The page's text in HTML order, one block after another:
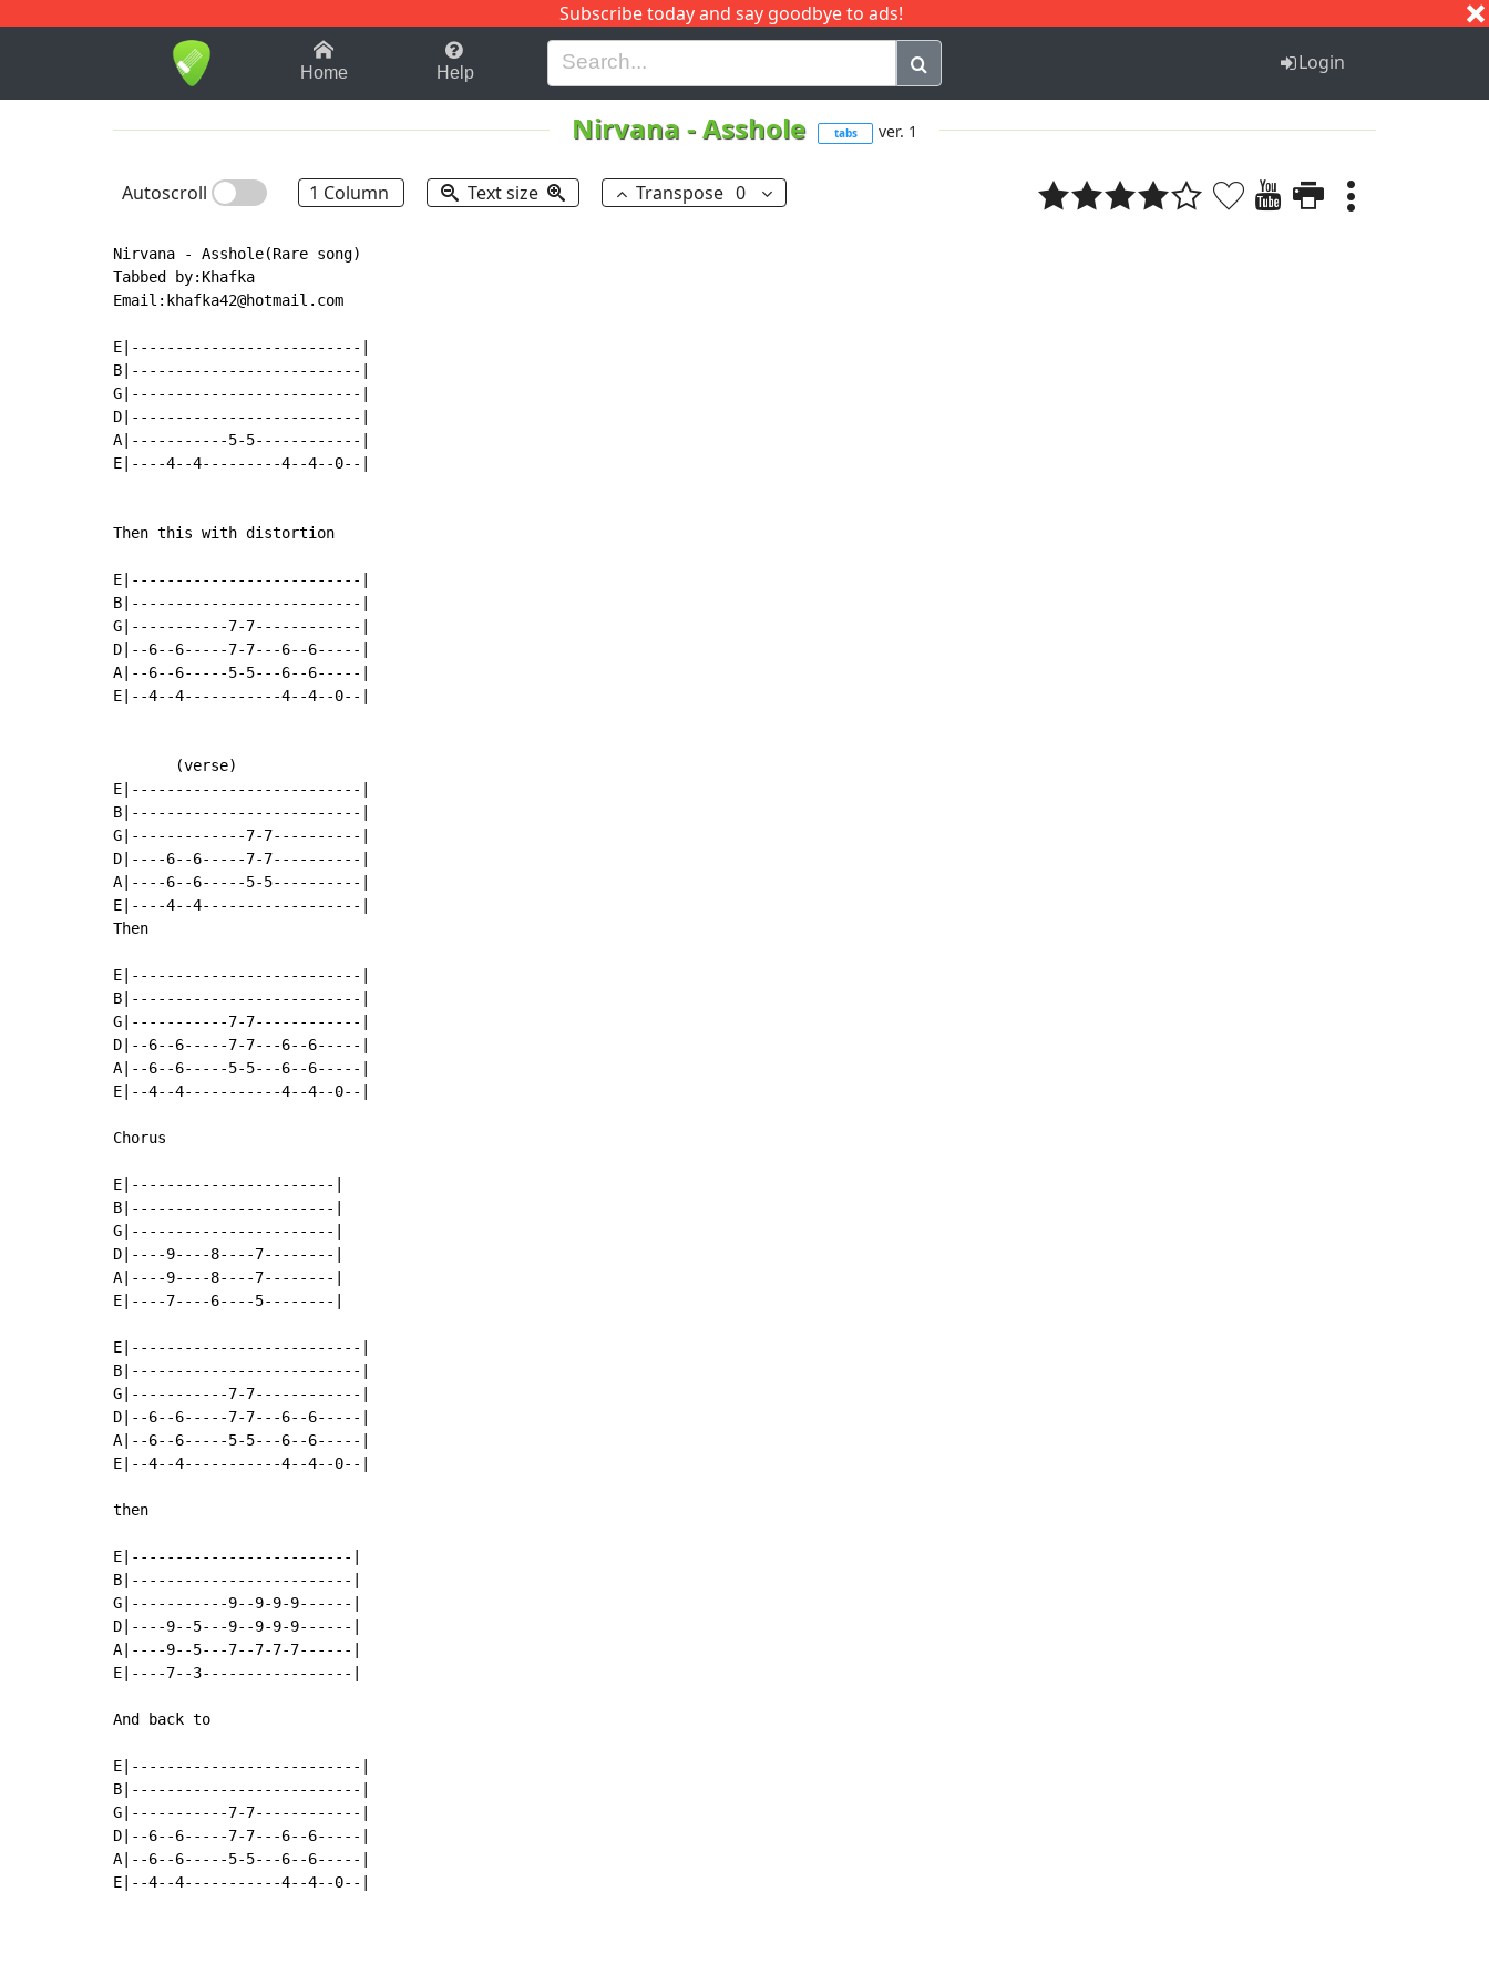
Subscribe today and say goodbye to ads!
1-9 B H I J Q
Home Help Login
Nirvana -Asshole tabs ver. 1
Autoscroll 1 Column Text size Transpose 0
Nirvana - Asshole(Rare song)
Tabbed by:Khafka
Email:khafka42@hotmail.com
E|--------------------------|
B|--------------------------|
G|--------------------------|
D|--------------------------|
A|-----------5-5------------|
E|----4--4---------4--4--0--|
Then this with distortion
E|--------------------------|
B|--------------------------|
G|-----------7-7------------|
D|--6--6-----7-7---6--6-----|
A|--6--6-----5-5---6--6-----|
E|--4--4-----------4--4--0--|
       (verse)
E|--------------------------|
B|--------------------------|
G|-------------7-7----------|
D|----6--6-----7-7----------|
A|----6--6-----5-5----------|
E|----4--4------------------|
Then
E|--------------------------|
B|--------------------------|
G|-----------7-7------------|
D|--6--6-----7-7---6--6-----|
A|--6--6-----5-5---6--6-----|
E|--4--4-----------4--4--0--|
Chorus
E|-----------------------|
B|-----------------------|
G|-----------------------|
D|----9----8----7--------|
A|----9----8----7--------|
E|----7----6----5--------|
E|--------------------------|
B|--------------------------|
G|-----------7-7------------|
D|--6--6-----7-7---6--6-----|
A|--6--6-----5-5---6--6-----|
E|--4--4-----------4--4--0--|
then
E|-------------------------|
B|-------------------------|
G|-----------9--9-9-9------|
D|----9--5---9--9-9-9------|
A|----9--5---7--7-7-7------|
E|----7--3-----------------|
And back to
E|--------------------------|
B|--------------------------|
G|-----------7-7------------|
D|--6--6-----7-7---6--6-----|
A|--6--6-----5-5---6--6-----|
E|--4--4-----------4--4--0--|